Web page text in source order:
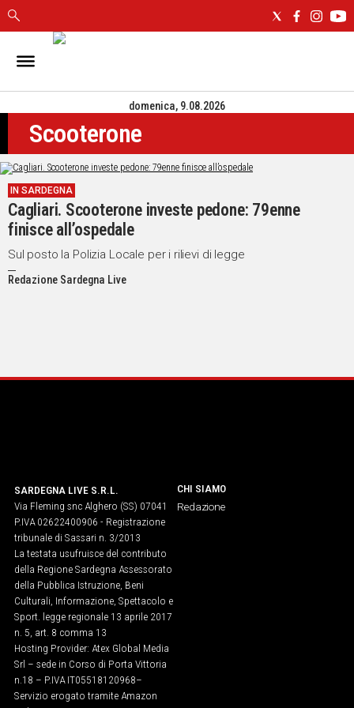
IN
CAGLIARI
SASSARI
NUORO
ORISTANO
SULCIS
GALLURA
OGLIASTRA
MEDIO
CAMPIDANO
IN
STORIE
VIDEO
UNISCITI
AL CANALE
WHATSAPP
domenica, 9.08.2026
Scooterone
IN SARDEGNA
Cagliari. Scooterone investe pedone: 79enne
finisce all’ospedale
Sul posto la Polizia Locale per i rilievi di legge
Redazione Sardegna Live
SARDEGNA LIVE S.R.L.
Via Fleming snc Alghero (SS) 07041
P.IVA 02622400906 - Registrazione
tribunale di Sassari n. 3/2013
La testata usufruisce del contributo
della Regione Sardegna Assessorato
della Pubblica Istruzione, Beni
Culturali, Informazione, Spettacolo e
Sport. legge regionale 13 aprile 2017
n. 5, art. 8 comma 13
Hosting Provider: Atex Global Media
Srl – sede in Corso di Porta Vittoria
n.18 – P.IVA IT05518120968​–
Servizio erogato tramite Amazon
CHI SIAMO
Redazione